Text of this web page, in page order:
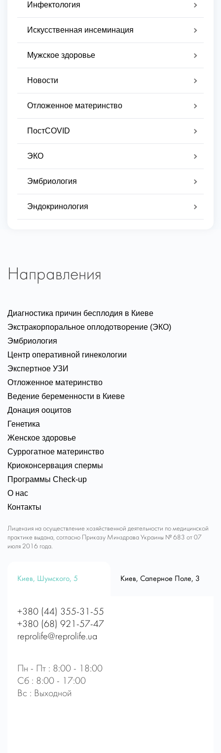
Инфектология
Искусственная инсеминация
Мужское здоровье
Новости
Отложенное материнство
ПостCOVID
ЭКО
Эмбриология
Эндокринология
Направления
Диагностика причин бесплодия в Киеве
Экстракорпоральное оплодотворение (ЭКО)
Эмбриология
Центр оперативной гинекологии
Экспертное УЗИ
Отложенное материнство
Ведение беременности в Киеве
Донация ооцитов
Генетика
Женское здоровье
Суррогатное материнство
Криоконсервация спермы
Программы Check-up
О нас
Контакты
Лицензия на осуществление хозяйственной деятельности по медицинской
практике выдана, согласно Приказу Минздрава Украины № 683 от 07
июля 2016 года.
Киев, Шумского, 5 Киев, Саперное Поле, 3
+380 (44) 355-31-55
+380 (68) 921-57-47
reprolife@reprolife.ua
Пн - Пт : 8:00 - 18:00
Сб : 8:00 - 17:00
Вс : Выходной